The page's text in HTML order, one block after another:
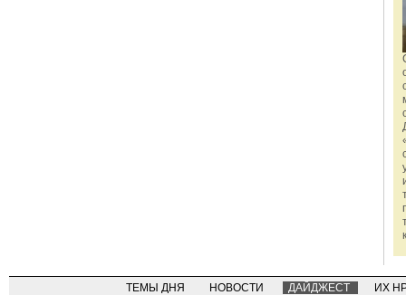
ТЕМЫ ДНЯ НОВОСТИ ДАЙДЖЕСТ ИХ